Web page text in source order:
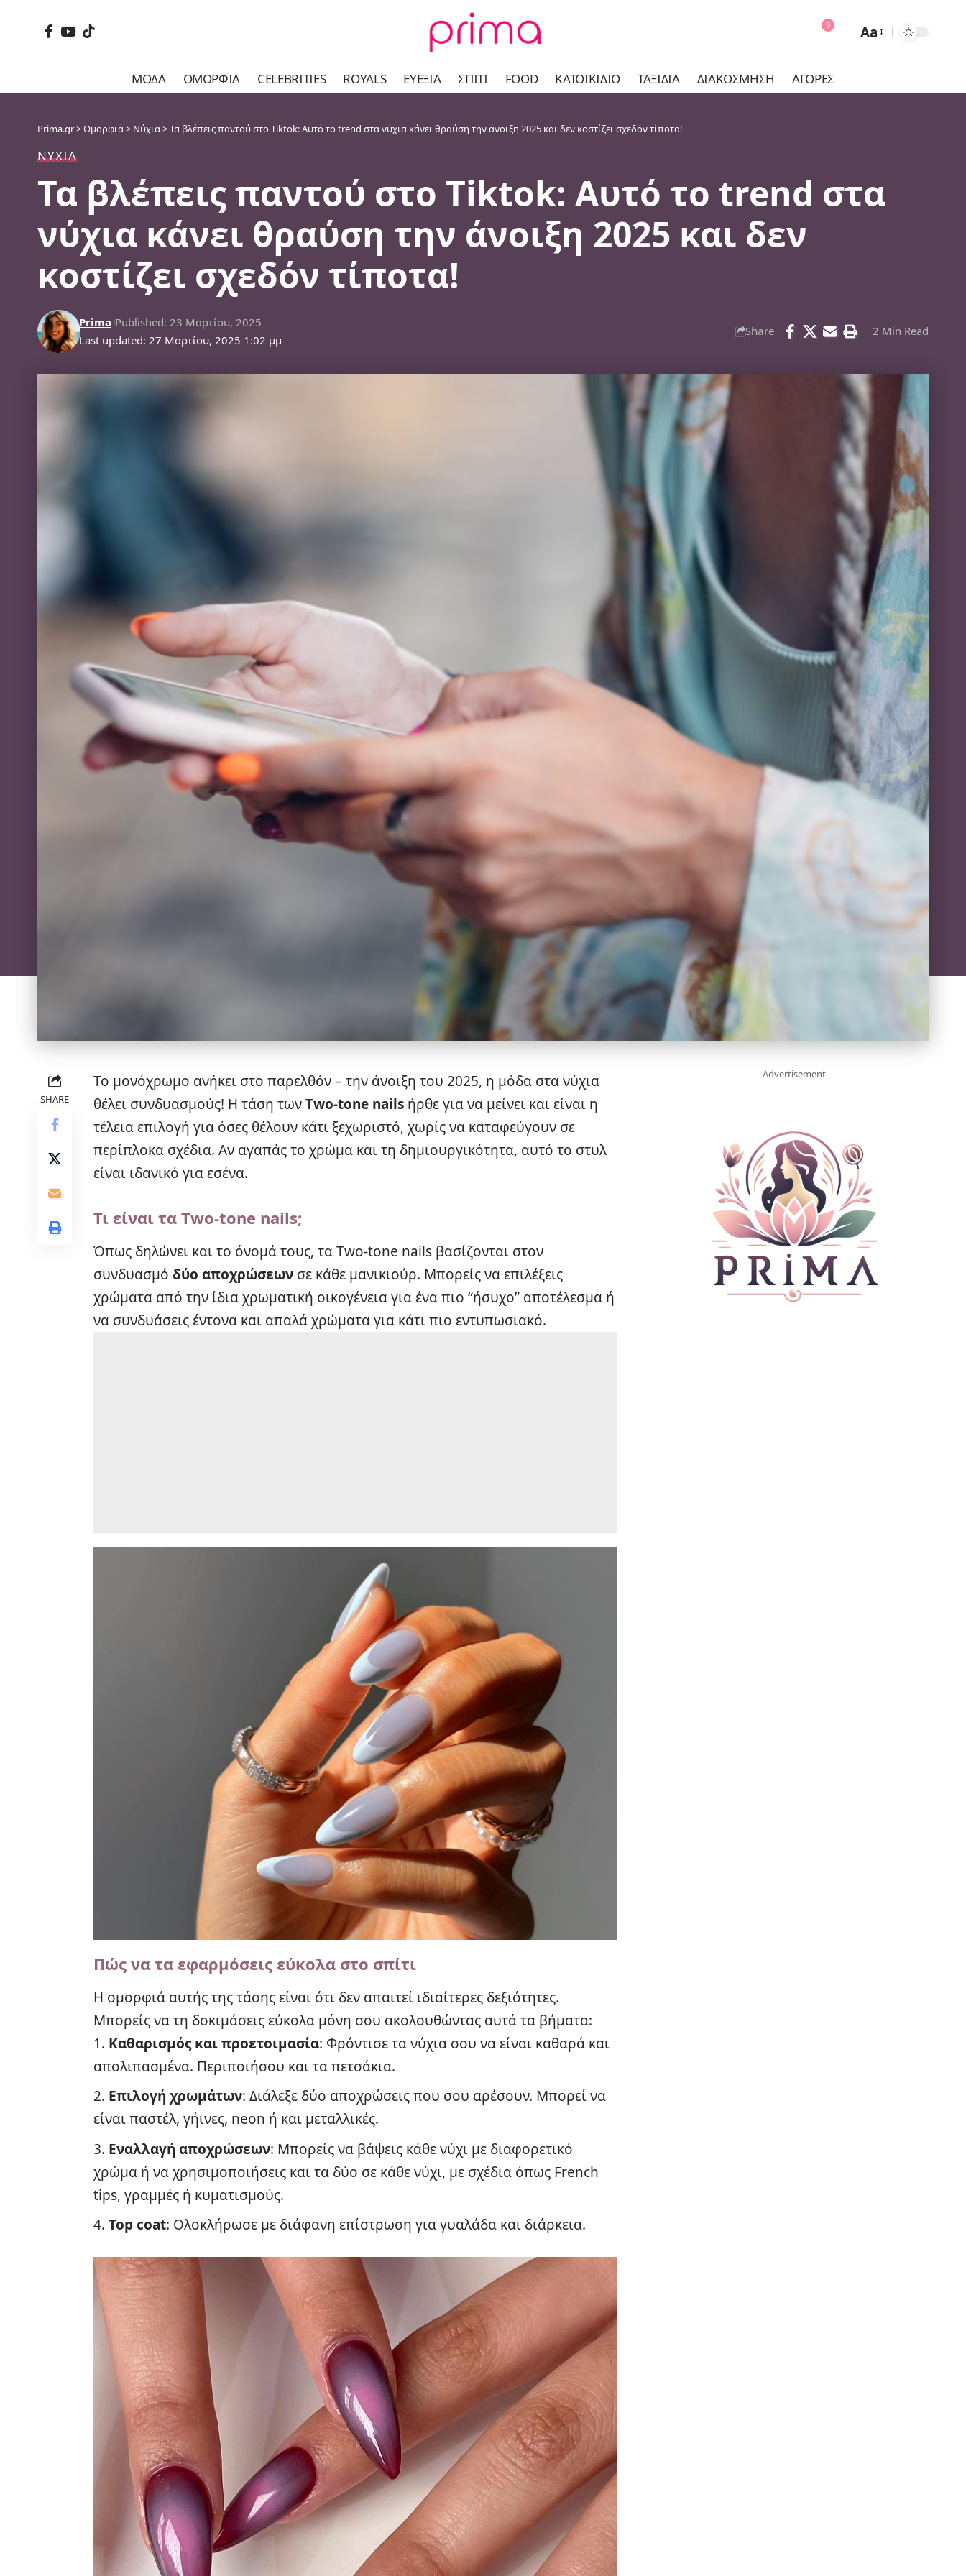
9
Font
Aa
ΜΌΔΑ ΟΜΟΡΦΙΆ CELEBRITIES ROYALS ΕΥΕΞΊΑ ΣΠΊΤΙ FOOD ΚΑΤΟΙΚΊΔΙΟ ΤΑΞΊΔΙΑ ΔΙΑΚΌΣΜΗΣΗ ΑΓΟΡΈΣ
Prima.gr>Ομορφιά> Νύχια>Τα βλέπεις παντού στο Tiktok: Αυτό το trend στα νύχια κάνει θραύση την άνοιξη 2025 και δεν κοστίζει σχεδόν τίποτα!
ΝΎΧΙΑ
Τα βλέπεις παντού στο Tiktok: Αυτό το trend στα
νύχια κάνει θραύση την άνοιξη 2025 και δεν
κοστίζει σχεδόν τίποτα!
Last updated: 27 Μαρτίου, 2025 1:02 μμ
Prima Published: 23 Μαρτίου, 2025
Share 2 Min Read
SHARE
Το μονόχρωμο ανήκει στο παρελθόν – την άνοιξη του 2025, η μόδα στα νύχια
θέλει συνδυασμούς! Η τάση τωνTwo-tone nails ήρθε για να μείνει και είναι η
τέλεια επιλογή για όσες θέλουν κάτι ξεχωριστό, χωρίς να καταφεύγουν σε
περίπλοκα σχέδια. Αν αγαπάς το χρώμα και τη δημιουργικότητα, αυτό το στυλ
είναι ιδανικό για εσένα.
Τι είναι τα Two-tone nails;
Όπως δηλώνει και το όνομά τους, τα Two-tone nails βασίζονται στον
συνδυασμό δύο αποχρώσεων σε κάθε μανικιούρ. Μπορείς να επιλέξεις
χρώματα από την ίδια χρωματική οικογένεια για ένα πιο “ήσυχο” αποτέλεσμα ή
να συνδυάσεις έντονα και απαλά χρώματα για κάτι πιο εντυπωσιακό.
Πώς να τα εφαρμόσεις εύκολα στο σπίτι
Η ομορφιά αυτής της τάσης είναι ότι δεν απαιτεί ιδιαίτερες δεξιότητες.
Μπορείς να τη δοκιμάσεις εύκολα μόνη σου ακολουθώντας αυτά τα βήματα:
Καθαρισμός και προετοιμασία: Φρόντισε τα νύχια σου να είναι καθαρά και
απολιπασμένα. Περιποιήσου και τα πετσάκια.
Επιλογή χρωμάτων: Διάλεξε δύο αποχρώσεις που σου αρέσουν. Μπορεί να
είναι παστέλ, γήινες, neon ή και μεταλλικές.
Εναλλαγή αποχρώσεων: Μπορείς να βάψεις κάθε νύχι με διαφορετικό
χρώμα ή να χρησιμοποιήσεις και τα δύο σε κάθε νύχι, με σχέδια όπως French
tips, γραμμές ή κυματισμούς.
Top coat: Ολοκλήρωσε με διάφανη επίστρωση για γυαλάδα και διάρκεια.
- Advertisement -